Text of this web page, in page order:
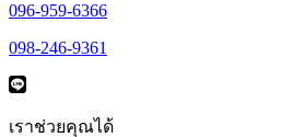
096-959-6366
098-246-9361
เราช่วยคุณได้